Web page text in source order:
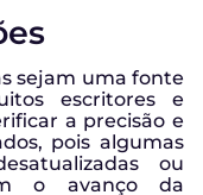
sejam uma fonte
escritores e
a precisão e
pois algumas
ou
o avanço da